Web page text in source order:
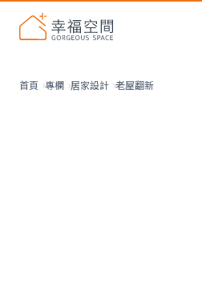
首頁 專欄 居家設計 老屋翻新